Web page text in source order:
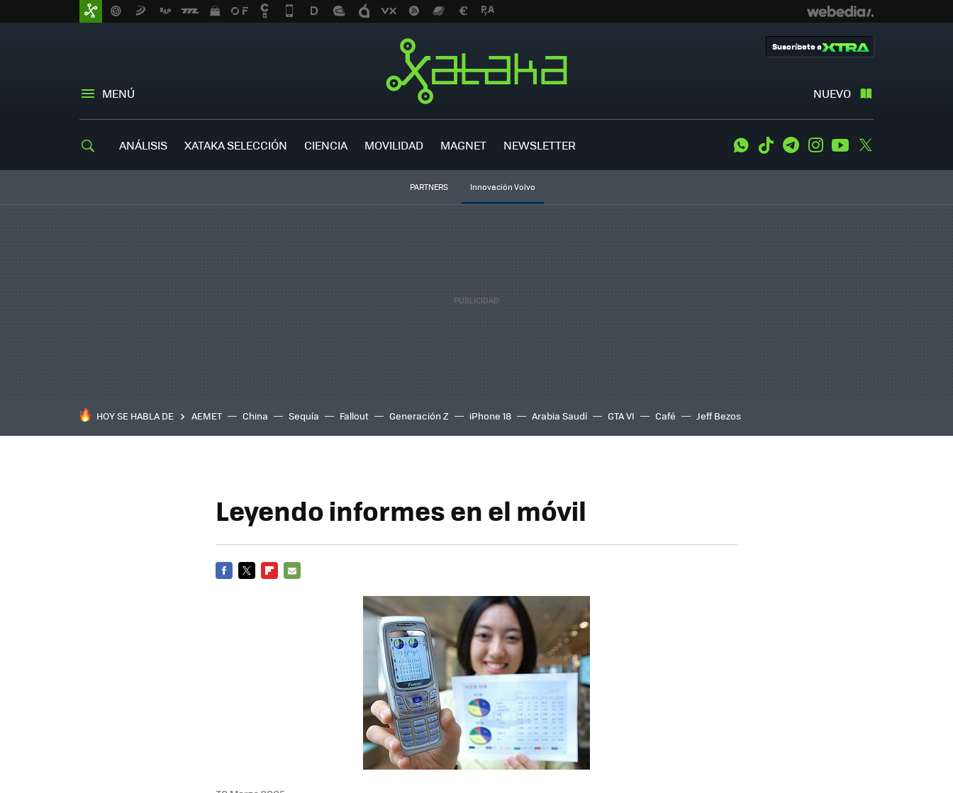
MENÚ NUEVO
Suscríbete a
ANÁLISIS XATAKA SELECCIÓN CIENCIA MOVILIDAD MAGNET NEWSLETTER WhatsApp
Tiktok TelegramInstagramYoutube
PARTNERS Innovación Volvo
HOY SE HABLA DE AEMET China Sequía Fallout Generación Z iPhone 18 Arabia Saudí GTA VI Café Jeff Bezos
Leyendo informes en el móvil